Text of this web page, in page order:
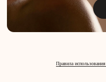
Правила